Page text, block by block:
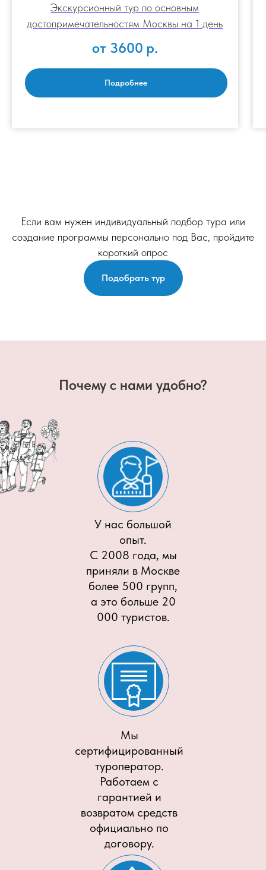
Экскурсионный тур по основным
достопримечательностям Москвы на 1 день
от 3600 р.
Подробнее
Если вам нужен индивидуальный подбор тура или
создание программы персонально под Вас, пройдите
короткий опрос
Подобрать тур
Почему с нами удобно?
У нас большой
опыт.
С 2008 года, мы
приняли в Москве
более 500 групп,
а это больше 20
000 туристов.
Мы
сертифицированный
туроператор.
Работаем с
гарантией и
возвратом средств
официально по
договору.